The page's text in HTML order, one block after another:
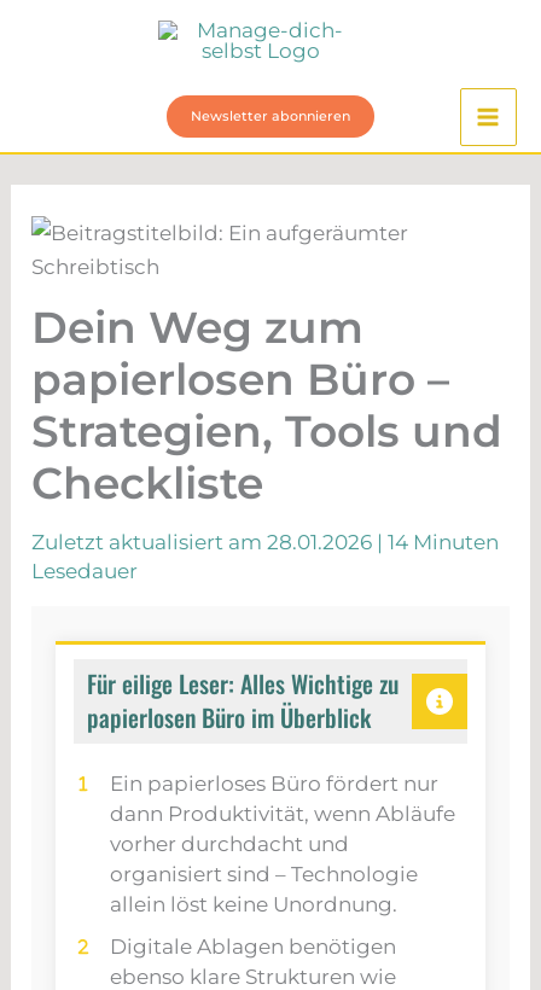
Newsletter abonnieren
Dein Weg zum
papierlosen Büro –
Strategien, Tools und
Checkliste
Zuletzt aktualisiert am 28.01.2026 |14 Minuten
Lesedauer
Für eilige Leser: Alles Wichtige zu
papierlosen Büro im Überblick
Ein papierloses Büro fördert nur
dann Produktivität, wenn Abläufe
vorher durchdacht und
organisiert sind – Technologie
allein löst keine Unordnung.
Digitale Ablagen benötigen
ebenso klare Strukturen wie